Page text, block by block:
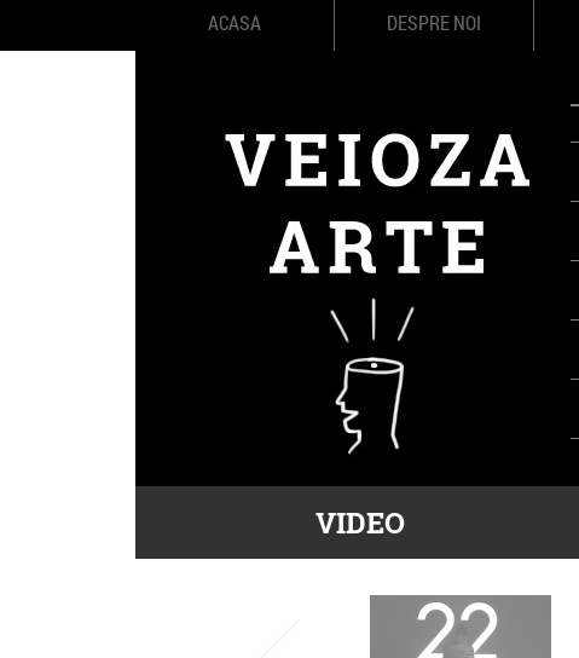
ACASA DESPRE NOI
VIDEO